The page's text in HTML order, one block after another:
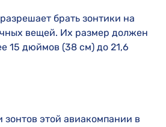
брать зонтики на
вещей. Их размер должен
15 дюймов (38 см) до 21,6
зонтов этой авиакомпании в